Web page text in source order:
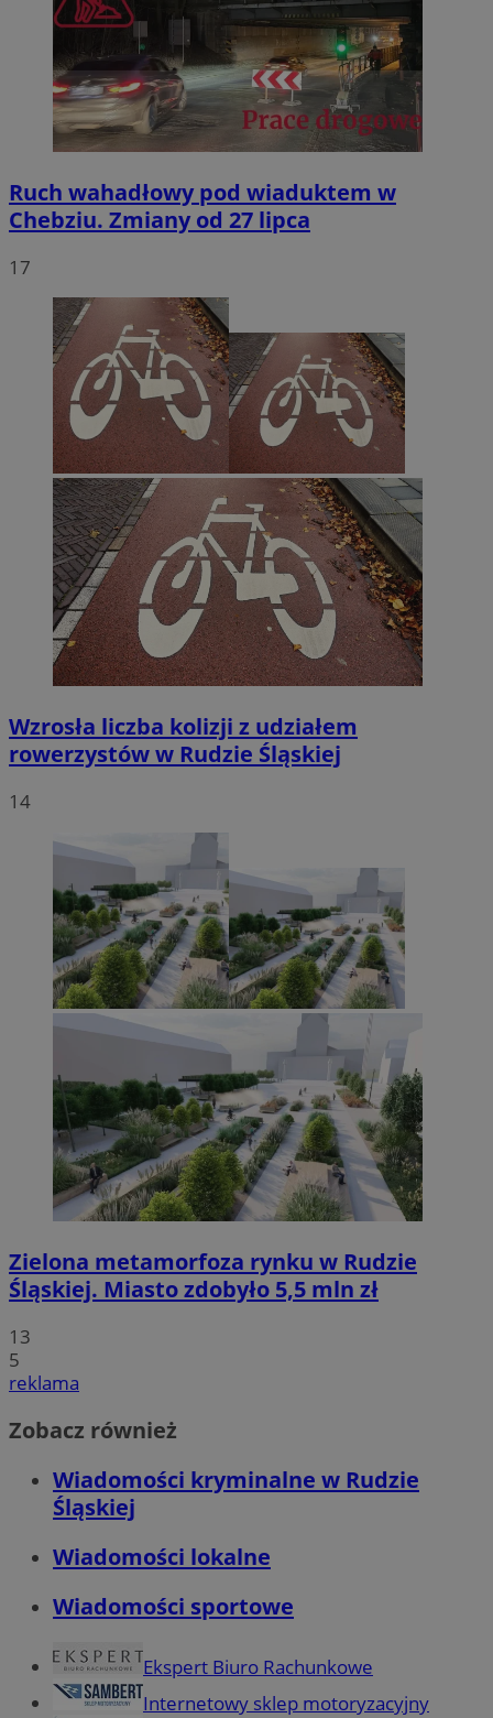
Ruch wahadłowy pod wiaduktem w
Chebziu. Zmiany od 27 lipca
17
Wzrosła liczba kolizji z udziałem
rowerzystów w Rudzie Śląskiej
14
Zielona metamorfoza rynku w Rudzie
Śląskiej. Miasto zdobyło 5,5 mln zł
13
5
reklama
Zobacz również
Wiadomości kryminalne w Rudzie
Śląskiej
Wiadomości lokalne
Wiadomości sportowe
Ekspert Biuro Rachunkowe
Internetowy sklep motoryzacyjny